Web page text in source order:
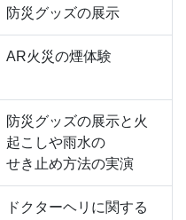
防災グッズの展示
AR火災の煙体験
防災グッズの展示と火
起こしや雨水の
せき止め方法の実演
ドクターヘリに関する